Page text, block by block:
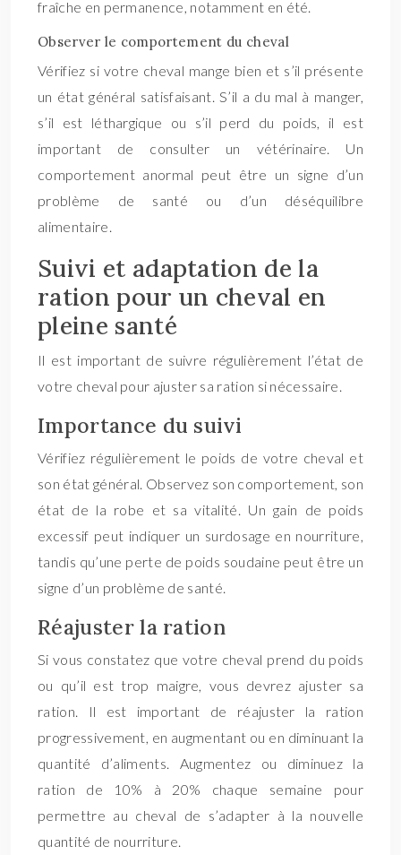
fraîche en permanence, notamment en été.
Observer le comportement du cheval
Vérifiez si votre cheval mange bien et s’il présente
un état général satisfaisant. S’il a du mal à manger,
s’il est léthargique ou s’il perd du poids, il est
important de consulter un vétérinaire. Un
comportement anormal peut être un signe d’un
problème de santé ou d’un déséquilibre
alimentaire.
Suivi et adaptation de la
ration pour un cheval en
pleine santé
Il est important de suivre régulièrement l’état de
votre cheval pour ajuster sa ration si nécessaire.
Importance du suivi
Vérifiez régulièrement le poids de votre cheval et
son état général. Observez son comportement, son
état de la robe et sa vitalité. Un gain de poids
excessif peut indiquer un surdosage en nourriture,
tandis qu’une perte de poids soudaine peut être un
signe d’un problème de santé.
Réajuster la ration
Si vous constatez que votre cheval prend du poids
ou qu’il est trop maigre, vous devrez ajuster sa
ration. Il est important de réajuster la ration
progressivement, en augmentant ou en diminuant la
quantité d’aliments. Augmentez ou diminuez la
ration de 10% à 20% chaque semaine pour
permettre au cheval de s’adapter à la nouvelle
quantité de nourriture.